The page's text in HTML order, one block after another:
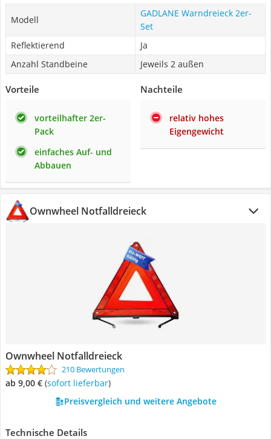
Modell
GADLANE Warndreieck 2er-
Set
Reflektierend
Ja
Anzahl Standbeine
Jeweils 2 außen
Vorteile
vorteilhafter 2er-
Pack
einfaches Auf- und
Abbauen
Nachteile
relativ hohes
Eigengewicht
Ownwheel Notfalldreieck
Ownwheel Notfalldreieck
210 Bewertungen
ab 9,00 € ( Sofort lieferbar)
Preisvergleich und weitere Angebote
Technische Details